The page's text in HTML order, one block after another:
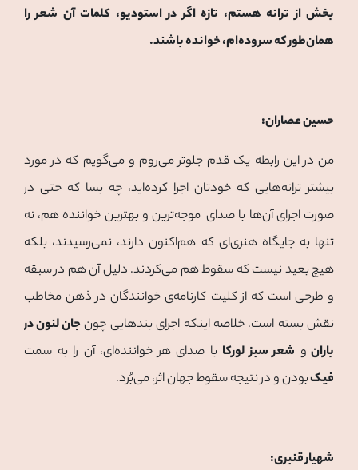
بخش از ترانه هستم، تازه اگر در استودیو، کلمات آن شعر را
همان‌طور که سروده‌ام، خوانده باشند.
حسین عصاران:
من در این رابطه یک قدم جلوتر می‌روم و می‌گویم که در مورد
بیشتر ترانه‌هایی که خودتان اجرا کرده‌اید، چه بسا که حتی در
صورت اجرای آن‌ها با صدای موجه‌‌ترین و بهترین خواننده هم، نه
‌تنها به جایگاه هنری‌ای که هم‌اکنون دارند، نمی‌رسیدند، بلکه
هیچ بعید نیست که سقوط هم می‌کردند. دلیل آن هم در سبقه
و طرحی است که از کلیت کارنامه‌ی خوانندگان در ذهن مخاطب
نقش بسته است. خلاصه اینکه اجرای بندهایی چون جان لنون در
باران و شعر سبز لورکا با صدای هر خواننده‌ای، آن را به سمت
فیکبودن و در نتیجه سقوط جهان اثر، می‌بُرد.
شهیار قنبری: